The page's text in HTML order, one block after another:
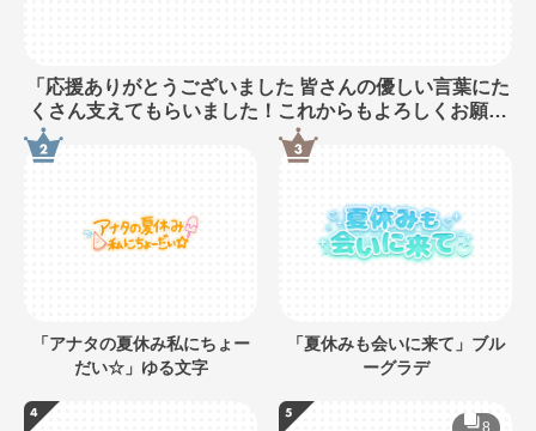
「応援ありがとうございました 皆さんの優しい言葉にた
くさん支えてもらいました！これからもよろしくお願い
します♪」長文・手書き風
「アナタの夏休み私にちょー
だい☆」ゆる文字
「夏休みも会いに来て」ブル
ーグラデ